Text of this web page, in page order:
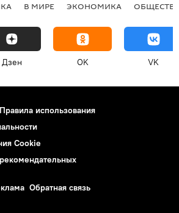
В МИРЕ ЭКОНОМИКА
Дзен OK VK
Правила использования
Cookie
Обратная связь